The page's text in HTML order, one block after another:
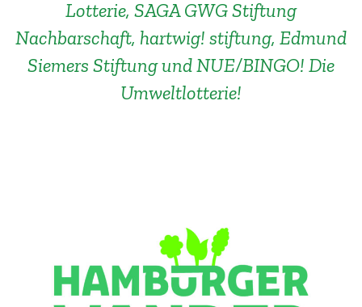
Lotterie, SAGA GWG Stiftung
Nachbarschaft, hartwig! stiftung, Edmund
Siemers Stiftung und NUE/BINGO! Die
Umweltlotterie!